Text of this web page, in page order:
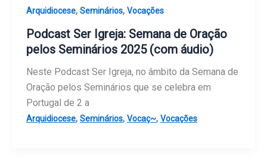
Arquidiocese, Seminários, Vocações
Podcast Ser Igreja: Semana de Oração
pelos Seminários 2025 (com áudio)
Neste Podcast Ser Igreja, no âmbito da Semana de
Oração pelos Seminários que se celebra em
Portugal de 2 a
Arquidiocese, Seminários, Vocaç~, Vocações